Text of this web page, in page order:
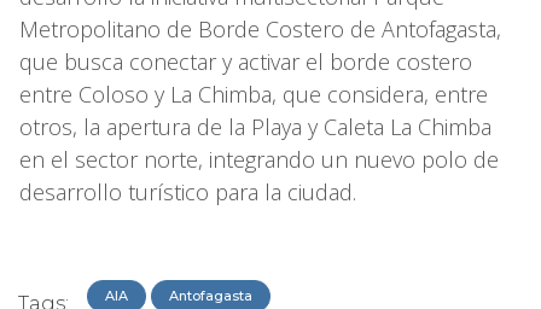
Metropolitano de Borde Costero de Antofagasta,
que busca conectar y activar el borde costero
entre Coloso y La Chimba, que considera, entre
otros, la apertura de la Playa y Caleta La Chimba
en el sector norte, integrando un nuevo polo de
desarrollo turístico para la ciudad.
Tags: AIA Antofagasta